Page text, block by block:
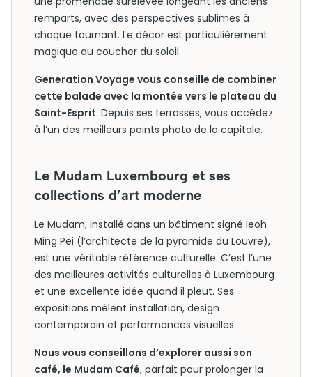
remparts, avec des perspectives sublimes à
chaque tournant. Le décor est particulièrement
magique au coucher du soleil.
Generation Voyage vous conseille de combiner
cette balade avec la montée vers le plateau du
Saint-Esprit. Depuis ses terrasses, vous accédez
à l’un des meilleurs points photo de la capitale.
Le Mudam Luxembourg et ses
collections d’art moderne
Le Mudam, installé dans un bâtiment signé Ieoh
Ming Pei (l’architecte de la pyramide du Louvre),
est une véritable référence culturelle. C’est l’une
des meilleures activités culturelles à Luxembourg
et une excellente idée quand il pleut. Ses
expositions mêlent installation, design
contemporain et performances visuelles.
Nous vous conseillons d’explorer aussi son
café, le Mudam Café, parfait pour prolonger la